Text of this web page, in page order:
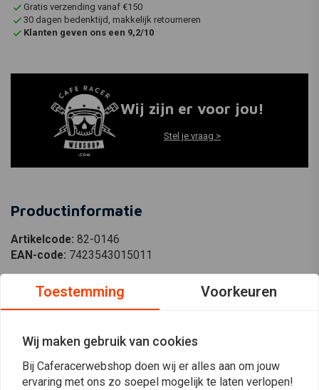
Gratis verzending vanaf €150
30 dagen bedenktijd, makkelijk retourneren
Klanten geven ons een 9,2/10
Wij zijn er voor jou!
Stel je vraag >
Productinformatie
Artikelcode: 82-0146
EAN-code: 7423543015011
All Balls Remklauw Revisie Set Voorzijde Model 18-3256 Voor: Kawasaki
De gekochte set past bij uw motorfiets.
Toestemming Voorkeuren
Wij maken gebruik van cookies
Bij Caferacerwebshop doen wij er alles aan om jouw
ervaring met ons zo soepel mogelijk te laten verlopen!